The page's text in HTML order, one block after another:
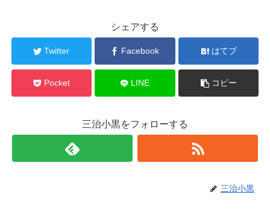
シェアする
Twitter Facebook はてブ
Pocket LINE コピー
三治小黒をフォローする
三治小黒